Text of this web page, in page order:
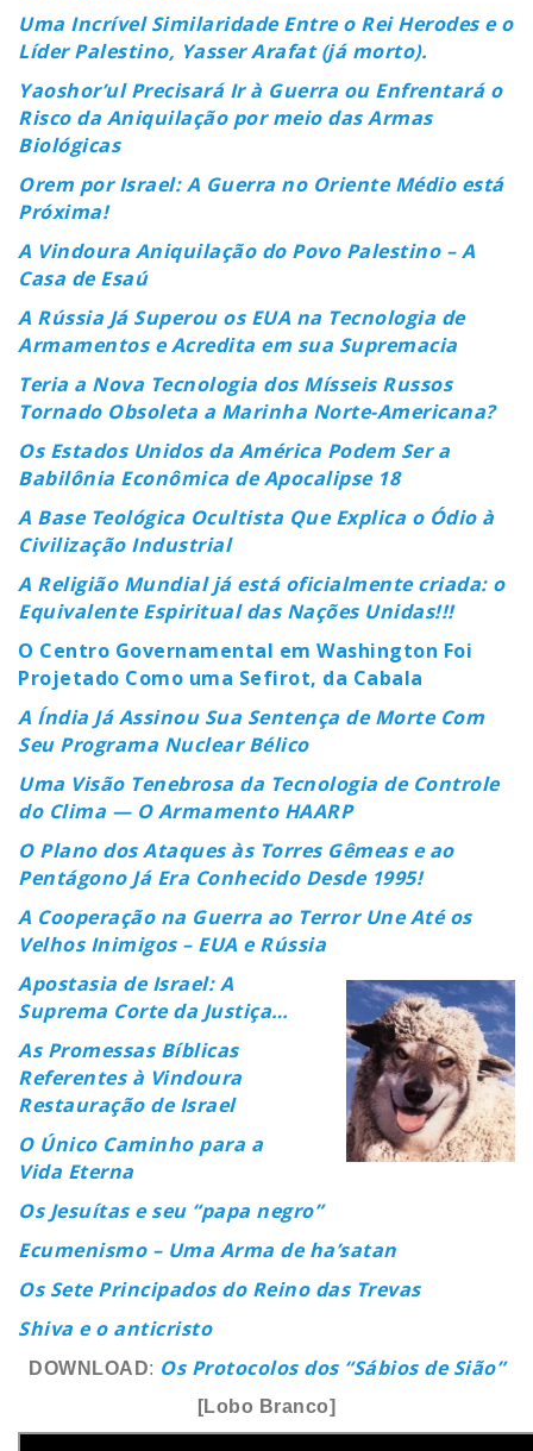
Uma Incrível Similaridade Entre o Rei Herodes e o
Líder Palestino, Yasser Arafat (já morto).
Yaoshor’ul Precisará Ir à Guerra ou Enfrentará o
Risco da Aniquilação por meio das Armas
Biológicas
Orem por Israel: A Guerra no Oriente Médio está
Próxima!
A Vindoura Aniquilação do Povo Palestino – A
Casa de Esaú
A Rússia Já Superou os EUA na Tecnologia de
Armamentos e Acredita em sua Supremacia
Teria a Nova Tecnologia dos Mísseis Russos
Tornado Obsoleta a Marinha Norte-Americana?
Os Estados Unidos da América Podem Ser a
Babilônia Econômica de Apocalipse 18
A Base Teológica Ocultista Que Explica o Ódio à
Civilização Industrial
A Religião Mundial já está oficialmente criada: o
Equivalente Espiritual das Nações Unidas!!!
O Centro Governamental em Washington Foi
Projetado Como uma Sefirot, da Cabala
A Índia Já Assinou Sua Sentença de Morte Com
Seu Programa Nuclear Bélico
Uma Visão Tenebrosa da Tecnologia de Controle
do Clima — O Armamento HAARP
O Plano dos Ataques às Torres Gêmeas e ao
Pentágono Já Era Conhecido Desde 1995!
A Cooperação na Guerra ao Terror Une Até os
Velhos Inimigos – EUA e Rússia
Apostasia de Israel: A
Suprema Corte da Justiça…
As Promessas Bíblicas
Referentes à Vindoura
Restauração de Israel
O Único Caminho para a
Vida Eterna
Os Jesuítas e seu “papa negro”
Ecumenismo – Uma Arma de ha’satan
Os Sete Principados do Reino das Trevas
Shiva e o anticristo
DOWNLOAD: Os Protocolos dos “Sábios de Sião”
[Lobo Branco]